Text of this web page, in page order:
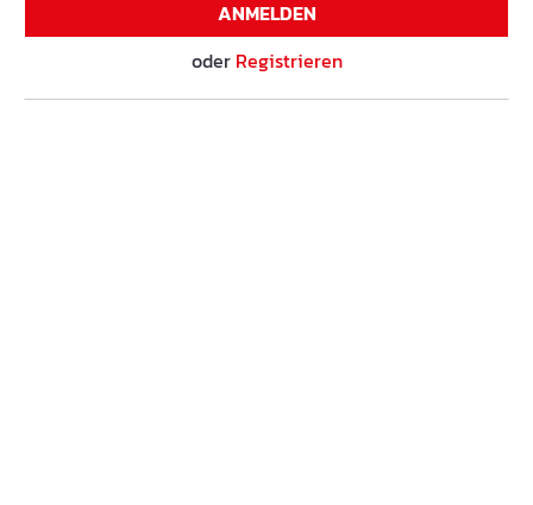
ANMELDEN
oder Registrieren